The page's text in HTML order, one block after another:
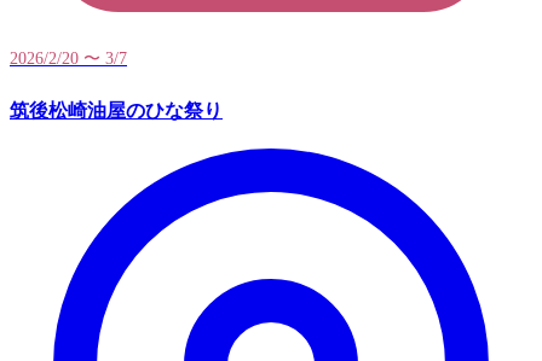
2026/2/20 〜 3/7
筑後松崎油屋のひな祭り